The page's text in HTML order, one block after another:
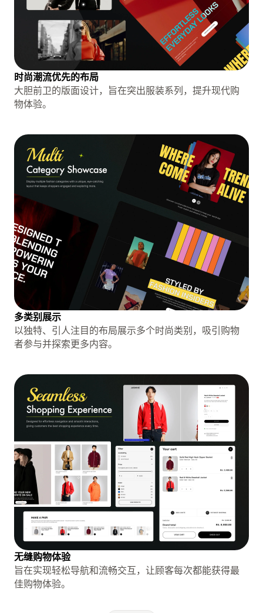
时尚潮流优先的布局
大胆前卫的版面设计，旨在突出服装系列，提升现代购
物体验。
多类别展示
以独特、引人注目的布局展示多个时尚类别，吸引购物
者参与并探索更多内容。
无缝购物体验
旨在实现轻松导航和流畅交互，让顾客每次都能获得最
佳购物体验。